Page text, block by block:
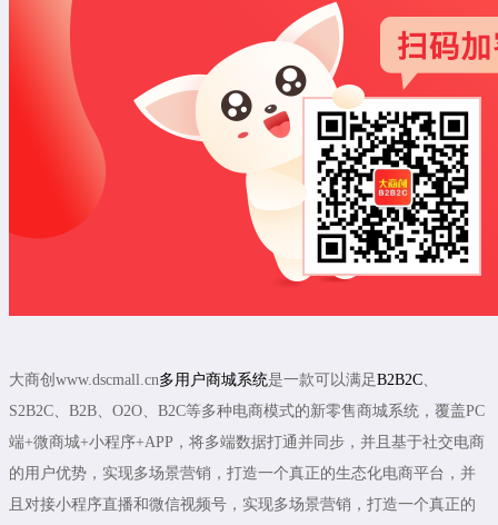
大商创www.dscmall.cn多用户商城系统是一款可以满足B2B2C
S2B2C、B2B、O2O、B2C等多种电商模式的新零售商城系统，覆盖PC
端+微商城+小程序+APP，将多端数据打通并同步，并且基于社交电商
的用户优势，实现多场景营销，打造一个真正的生态化电商平台，并
且对接小程序直播和微信视频号，实现多场景营销，打造一个真正的